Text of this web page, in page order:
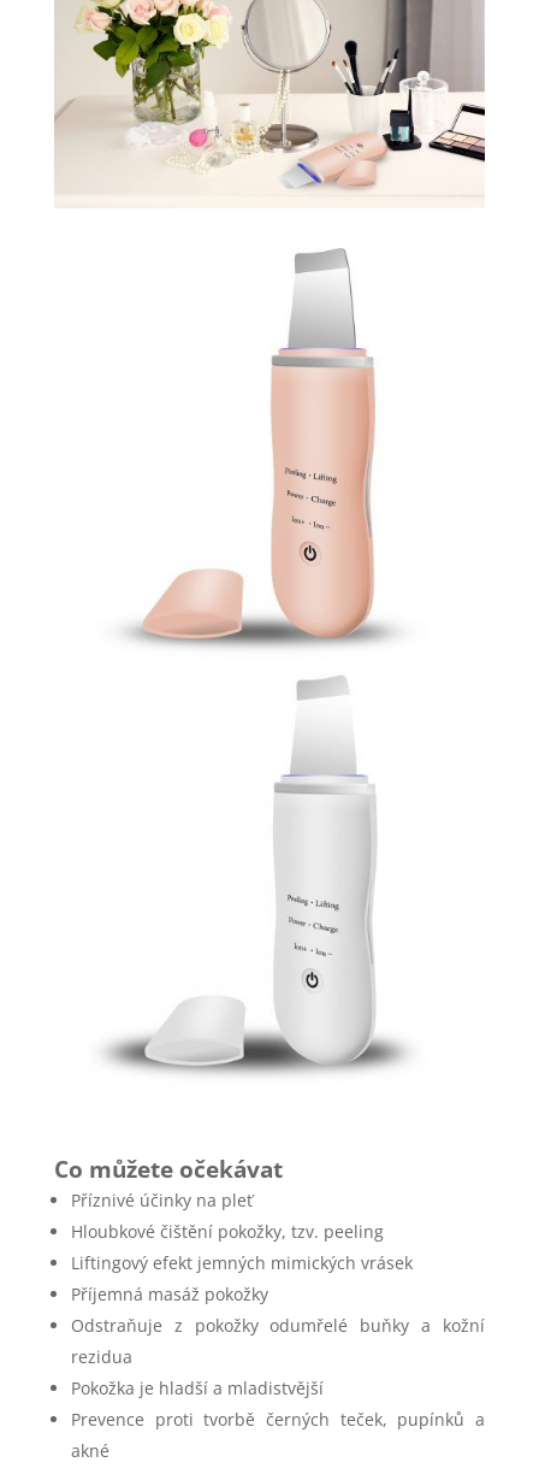
Co můžete očekávat
Příznivé účinky na pleť
Hloubkové čištění pokožky, tzv. peeling
Liftingový efekt jemných mimických vrásek
Příjemná masáž pokožky
Odstraňuje z pokožky odumřelé buňky a kožní
rezidua
Pokožka je hladší a mladistvější
Prevence proti tvorbě černých teček, pupínků a
akné